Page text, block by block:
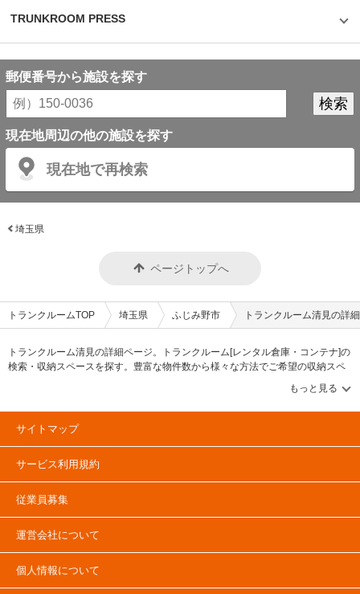
TRUNKROOM PRESS
郵便番号から施設を探す
現在地周辺の他の施設を探す
現在地で再検索
埼玉県
ページトップへ
トランクルームTOP 埼玉県 ふじみ野市 トランクルーム清見の詳細
トランクルーム清見の詳細ページ。トランクルーム[レンタル倉庫・コンテナ]の
検索・収納スペースを探す。豊富な物件数から様々な方法でご希望の収納スペ
ースを簡単に探せるトランクルーム情報サイトです。トランクルーム清見の住
所・最寄りの駅、物件タイプのご紹介や料金表、お得なキャンペーン情報もあ
ります。気になる物件タイプを見つけたら、メールか電話でお問合せが可能で
す（無料）。
サイトマップ
サービス利用規約
従業員募集
運営会社について
個人情報について